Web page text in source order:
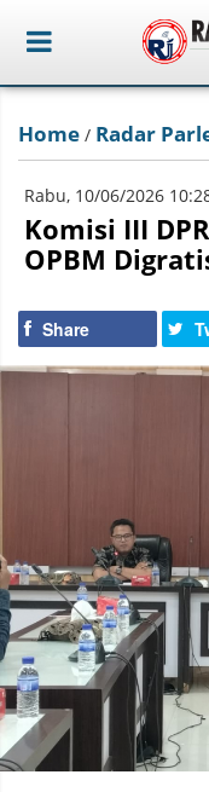
Home / Radar
Rabu, 10/06/2026
Komisi III
OPBM
Share